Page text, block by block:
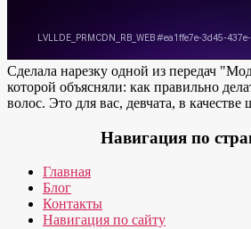
Сделала нарезку одной из передач
которой объясняли: как правильно
волос. Это для вас, девчата, в качестве
Навигация по
Главная
Блог
Контакты
Навигация по сайту